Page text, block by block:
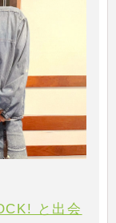
と出会